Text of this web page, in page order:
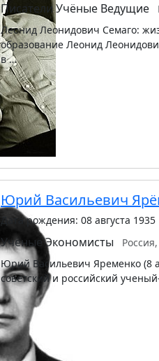
ПисателиУчёные Ведущие
Леонид Леонидович Семаго:
образование Леонид
в …
Юрий Васильевич
Дата рождения: 08 августа 1935
УчёныеЭкономисты
Юрий Васильевич Яременко (8
советский и российский